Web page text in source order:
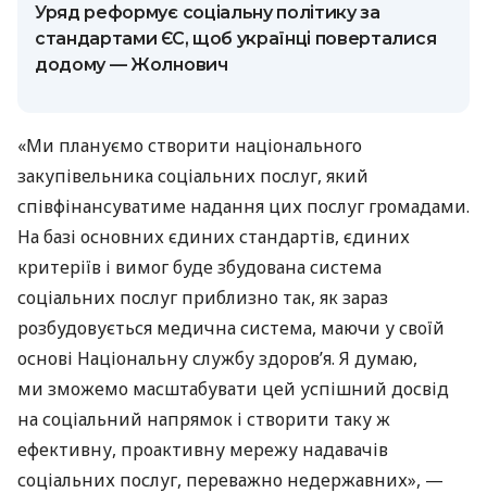
Уряд реформує соціальну політику за
стандартами ЄС, щоб українці поверталися
додому — Жолнович
«Ми плануємо створити національного
закупівельника соціальних послуг, який
співфінансуватиме надання цих послуг громадами.
На базі основних єдиних стандартів, єдиних
критеріїв і вимог буде збудована система
соціальних послуг приблизно так, як зараз
розбудовується медична система, маючи у своїй
основі Національну службу здоров’я. Я думаю,
ми зможемо масштабувати цей успішний досвід
на соціальний напрямок і створити таку ж
ефективну, проактивну мережу надавачів
соціальних послуг, переважно недержавних», —